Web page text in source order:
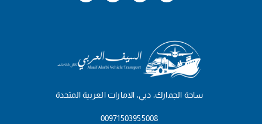
ساحة الجمارك، دبي، الامارات العربية المتحدة
00971503955008